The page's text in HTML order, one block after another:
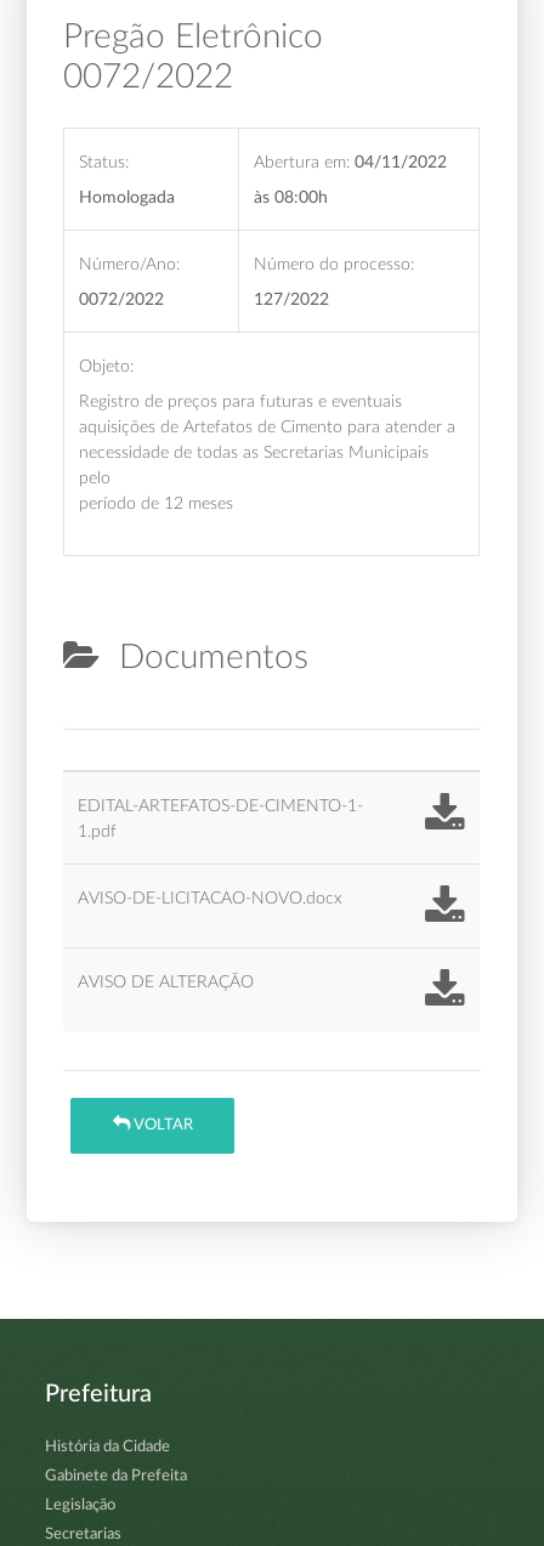
Pregão Eletrônico
0072/2022
Status:
Homologada
Abertura em: 04/11/2022
às 08:00h
Número/Ano:
0072/2022
Número do processo:
127/2022
Objeto:
Registro de preços para futuras e eventuais
aquisições de Artefatos de Cimento para atender a
necessidade de todas as Secretarias Municipais
pelo
período de 12 meses
Documentos
EDITAL-ARTEFATOS-DE-CIMENTO-1-
1.pdf
AVISO-DE-LICITACAO-NOVO.docx
AVISO DE ALTERAÇÃO
VOLTAR
Prefeitura
História da Cidade
Gabinete da Prefeita
Legislação
Secretarias